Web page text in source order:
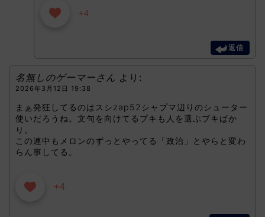
+4
返信
名無しのゲーマーさん より:
2026年3月12日 19:38
まぁ発狂してるのはスシzap52シャプマ辺りのシューター
使いだろうね。文句を向けてるブキも人を選ぶブキばか
り。
この連中もメロンのずっとやってる「政治」とやらと変わ
らん事してる。
+4